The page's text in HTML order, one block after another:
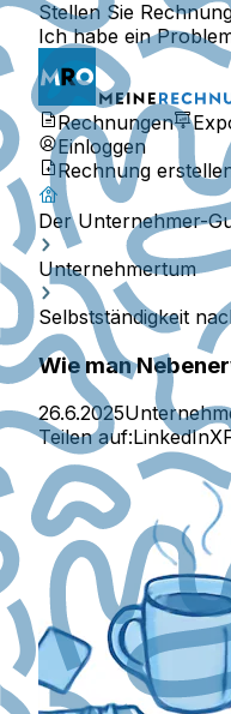
Stellen Sie
Ich habe ein
Rechnungen
Einloggen
Rechnung
Der Unternehmer-
Unternehmertum
Selbstständigkeit
Wie man
26.6.2025
Teilen auf:LinkedInX